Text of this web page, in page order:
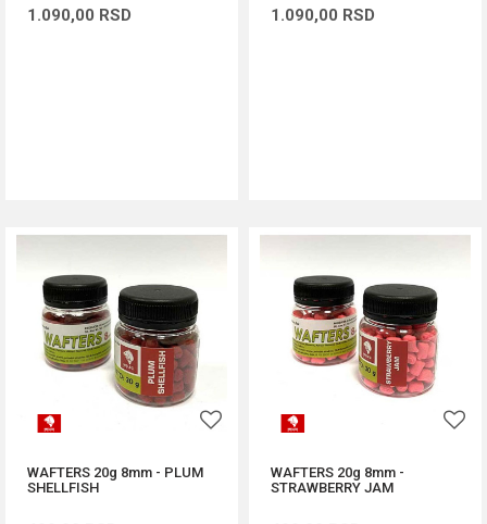
1.090,00 RSD 1.090,00 RSD
WAFTERS 20g 8mm - PLUM
SHELLFISH
WAFTERS 20g 8mm -
STRAWBERRY JAM